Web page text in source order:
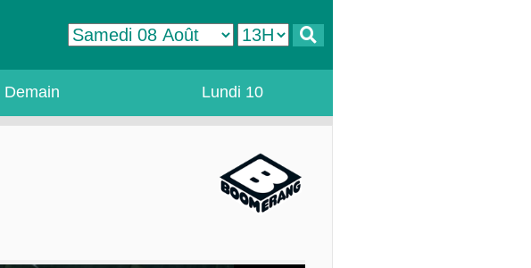
Demain Lundi 10